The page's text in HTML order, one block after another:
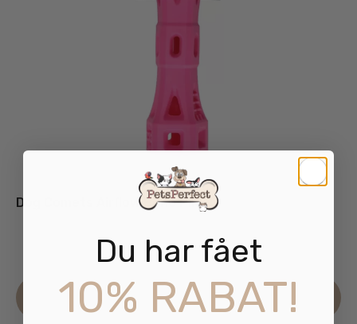
Dog Comets Airflow Bone Pink L
69.95kr. inkl. moms
Læs mere
Du har fået
10% RABAT!